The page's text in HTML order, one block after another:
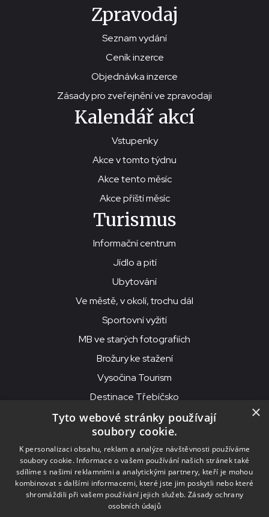
Zpravodaj
Seznam vydání
Ceník inzerce
Objednávka inzerce
Zásady pro zveřejnění ve zpravodaji
Kalendář akcí
Vstupenky
Akce v tomto týdnu
Akce tento měsíc
Akce příští měsíc
Turismus
Informační centrum
Jídlo a pití
Ubytování
Ve městě, v okolí, trochu dál
Sportovní vyžití
MB ve starých fotografiích
Brožury ke stažení
Vysočina Tourism
Destinace Třebíčsko
© 2026MKS Beseda Mor. Budějovice
MKS Beseda, příspěvková organizace, Purcnerova 62, 676 02
Moravské Budějovice
IČO: 00091758, DIČ: CZ00091758, ID datové schránky: chjn2kd
×
Tyto webové stránky používají
soubory cookie.
K personalizaci obsahu, reklam a analýze návštěvnosti používáme
soubory cookie. Informace o vašem používání našich stránek také
sdílíme s našimi reklamními a analytickými partnery, kteří je mohou
kombinovat s dalšími informacemi, které jste jim poskytli nebo které
shromáždili při vašem používání jejich služeb. Zásady ochrany
osobních údajů